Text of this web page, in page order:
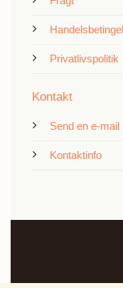
Privatlivspolitik
Kontakt
Send en e-mail
Kontaktinfo